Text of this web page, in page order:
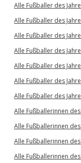
Alle Fußballer des
Alle Fußballer des
Alle Fußballer des
Alle Fußballer des
Alle Fußballer des
Alle Fußballer des
Alle Fußballer des
Alle Fußballerinnen
Alle Fußballerinnen
Alle Fußballerinnen
Alle Fußballerinnen